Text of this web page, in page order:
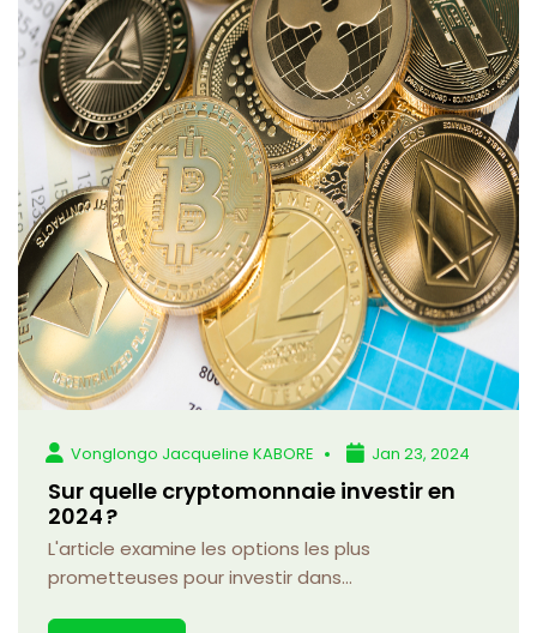
Vonglongo Jacqueline KABORE Jan 23, 2024
Sur quelle cryptomonnaie investir en
2024 ?
L'article examine les options les plus
prometteuses pour investir dans...